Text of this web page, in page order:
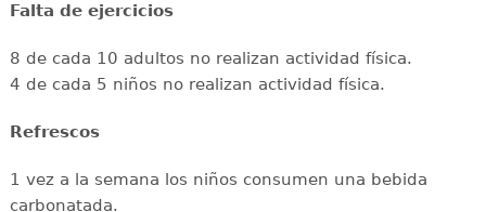
Falta de ejercicios
8 de cada 10 adultos no realizan actividad física.
4 de cada 5 niños no realizan actividad física.
Refrescos
1 vez a la semana los niños consumen una bebida
carbonatada.